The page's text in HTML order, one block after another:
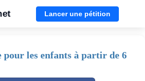
Lancer une pétition
pour les enfants à partir de 6